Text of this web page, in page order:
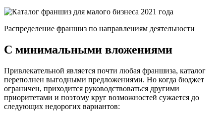
Распределение франшиз по направлениям деятельности
С минимальными вложениями
Привлекательной является почти любая франшиза, каталог
переполнен выгодными предложениями. Но когда бюджет
ограничен, приходится руководствоваться другими
приоритетами и поэтому круг возможностей сужается до
следующих недорогих вариантов: